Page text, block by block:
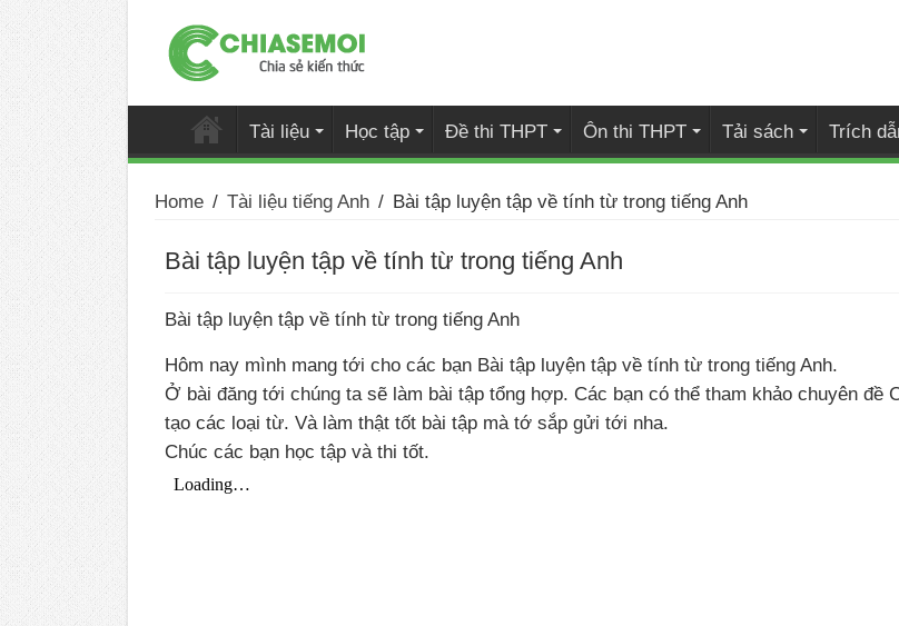
Tài liệu Học tập Đề thi THPT Ôn thi THPT Tải sách Trích
Home / Tài liệu tiếng Anh / Bài tập luyện tập về tính từ trong tiếng Anh
Bài tập luyện tập về tính từ trong tiếng Anh
Bài tập luyện tập về tính từ trong tiếng Anh
Hôm nay mình mang tới cho các bạn Bài tập luyện tập về tính từ trong tiếng Anh.
Ở bài đăng tới chúng ta sẽ làm bài tập tổng hợp. Các bạn có thể tham khảo chuyên đề
tạo các loại từ. Và làm thật tốt bài tập mà tớ sắp gửi tới nha.
Chúc các bạn học tập và thi tốt.